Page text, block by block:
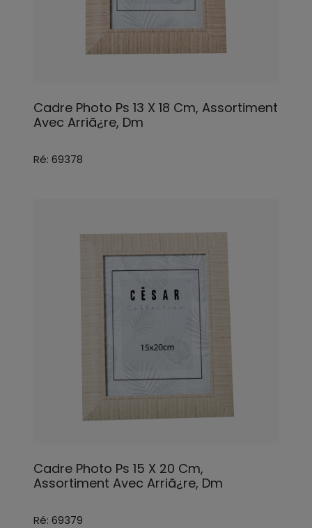
Cadre Photo Ps 13 X 18 Cm, Assortiment
Avec Arriã¿re, Dm
Ré: 69378
Cadre Photo Ps 15 X 20 Cm,
Assortiment Avec Arriã¿re, Dm
Ré: 69379